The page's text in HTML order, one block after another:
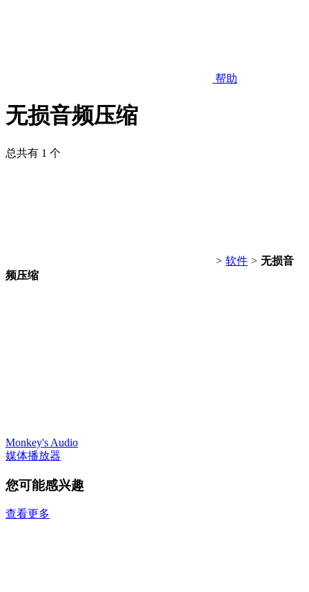
帮助
无损音频压缩
总共有 1 个
> 软件 > 无损音
频压缩
Monkey's Audio
媒体播放器
您可能感兴趣
查看更多